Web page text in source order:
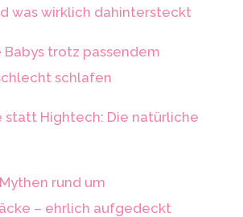
was wirklich dahintersteckt
Babys trotz passendem
schlafen
Hightech: Die natürliche
rund um
– ehrlich aufgedeckt